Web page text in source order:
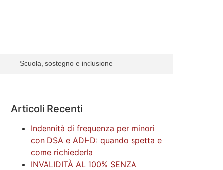
Scuola, sostegno e inclusione
Articoli Recenti
Indennità di frequenza per minori
con DSA e ADHD: quando spetta e
come richiederla
INVALIDITÀ AL 100% SENZA